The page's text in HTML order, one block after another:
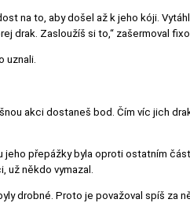
na to, aby došel až k jeho kóji.
drak. Zasloužíš si to,“ zašermoval
uznali.
akci dostaneš bod. Čím víc jich
přepážky byla oproti ostatním
někdo vymazal.
drobné. Proto je považoval spíš za